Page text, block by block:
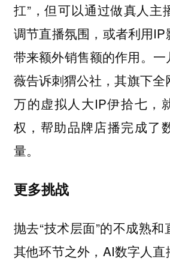
扛”，但可以通过做真人主
调节直播氛围，或者利用IP
带来额外销售额的作用。
薇告诉刺猬公社，其旗下全
万的虚拟人大IP伊拾七，
权，帮助品牌店播完成了
量。
更多挑战‍‍‍‍‍‍
抛去“技术层面”的不成熟
其他环节之外，AI数字人